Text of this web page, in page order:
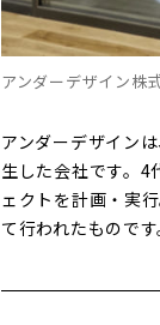
アンダーデザイン株
アンダーデザイン
生した会社です。4
ェクトを計画・実
て行われたものです